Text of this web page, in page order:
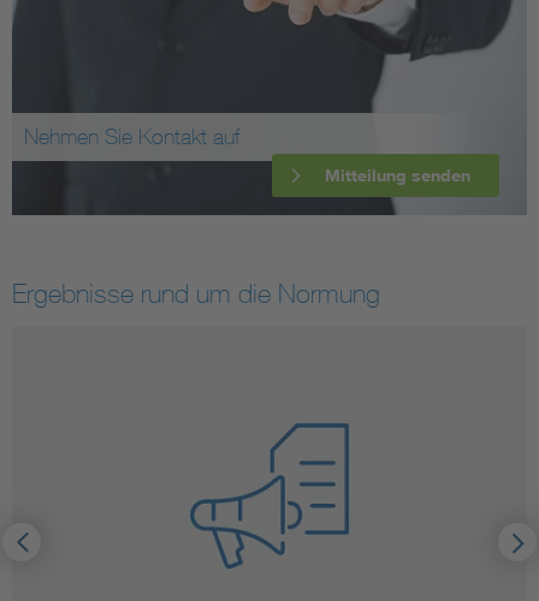
Nehmen Sie Kontakt auf
Mitteilung senden
Ergebnisse rund um die Normung